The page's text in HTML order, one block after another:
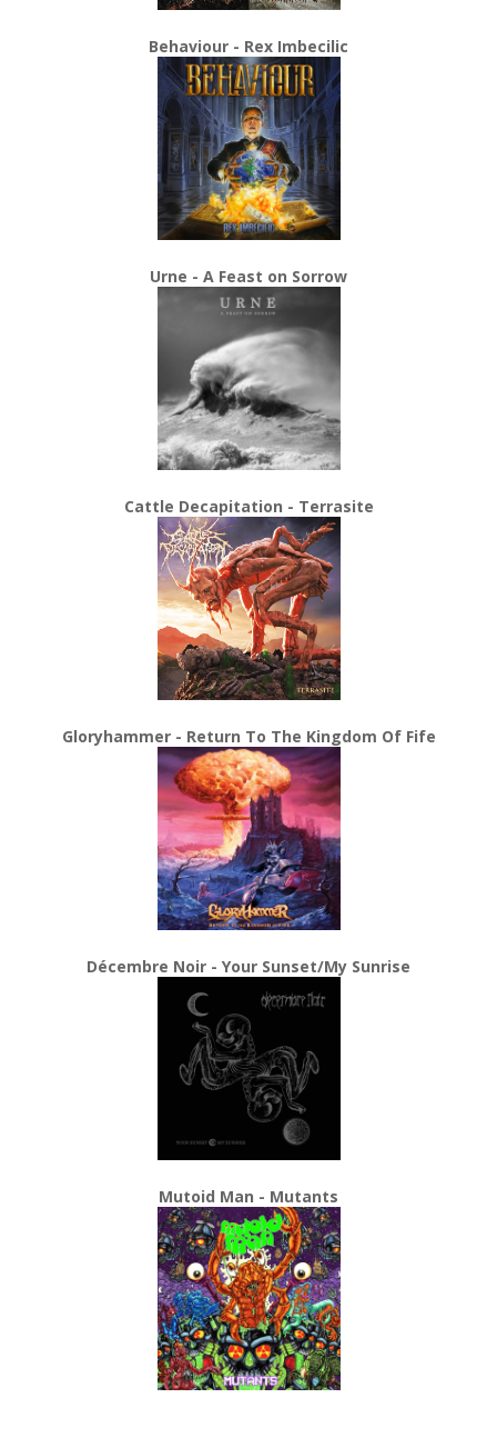
Behaviour - Rex Imbecilic
Urne - A Feast on Sorrow
Cattle Decapitation - Terrasite
Gloryhammer - Return To The Kingdom Of Fife
Décembre Noir - Your Sunset/My Sunrise
Mutoid Man - Mutants